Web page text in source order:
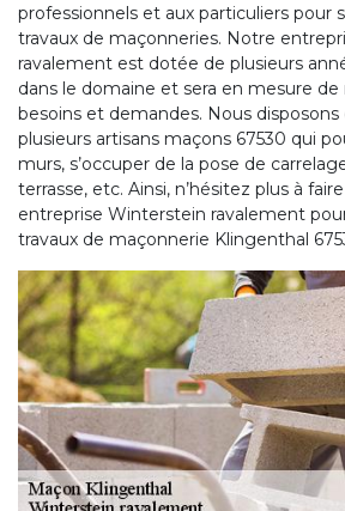
professionnels et aux particuliers pour
travaux de maçonneries. Notre
ravalement est dotée de plusieurs
dans le domaine et sera en mesure
besoins et demandes. Nous
plusieurs artisans maçons 67530 qui
murs, s’occuper de la pose de
terrasse, etc. Ainsi, n’hésitez plus à
entreprise Winterstein ravalement
travaux de maçonnerie Klingenthal